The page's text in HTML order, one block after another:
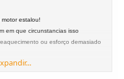
estalou!
em que circunstancias isso
ou esforço demasiado